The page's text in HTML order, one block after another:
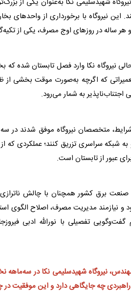
این نیروگاه با برخورداری از واحدهای
هر ساله در روزهای اوج مصرف، یکی از
نیروگاه نکا وارد فصل تابستان
که اگرچه به‌صورت موقت بخشی از
به شمار می‌رود.
متخصصان نیروگاه موفق شدند در
شبکه سراسری تزریق کنند؛ عملکردی که
عبور از تابستان است.
صنعت برق کشور همچنان با چالش
و نیازمند مدیریت مصرف، اصلاح الگوی
گفت‌وگویی تفصیلی با نورالله ادبی
نیروگاه شهیدسلیمی نکا در
راهبردی چه جایگاهی دارد و این موفقیت